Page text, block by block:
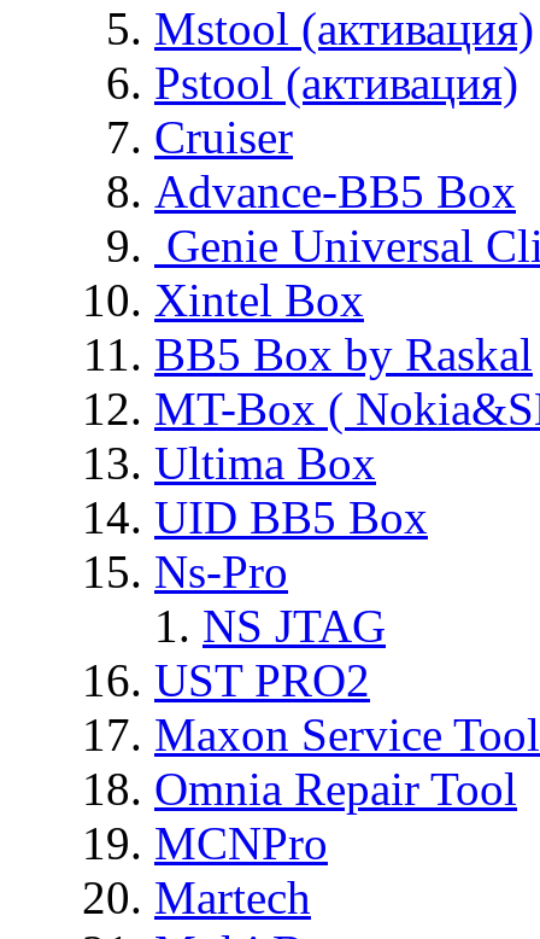
Mstool (активация)
Pstool (активация)
Cruiser
Advance-BB5 Box
Genie Universal
Xintel Box
BB5 Box by Raskal
MT-Box (
Ultima Box
UID BB5 Box
Ns-Pro
NS JTAG
UST PRO2
Maxon Service
Omnia Repair Tool
MCNPro
Martech